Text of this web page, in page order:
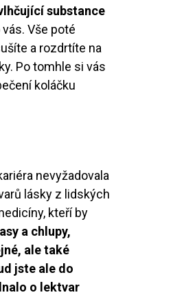
substance
Vše poté
a rozdrtíte na
Po tomhle si vás
koláčku
nevyžadovala
lásky z lidských
kteří by
a chlupy,
ale také
jste ale do
o lektvar